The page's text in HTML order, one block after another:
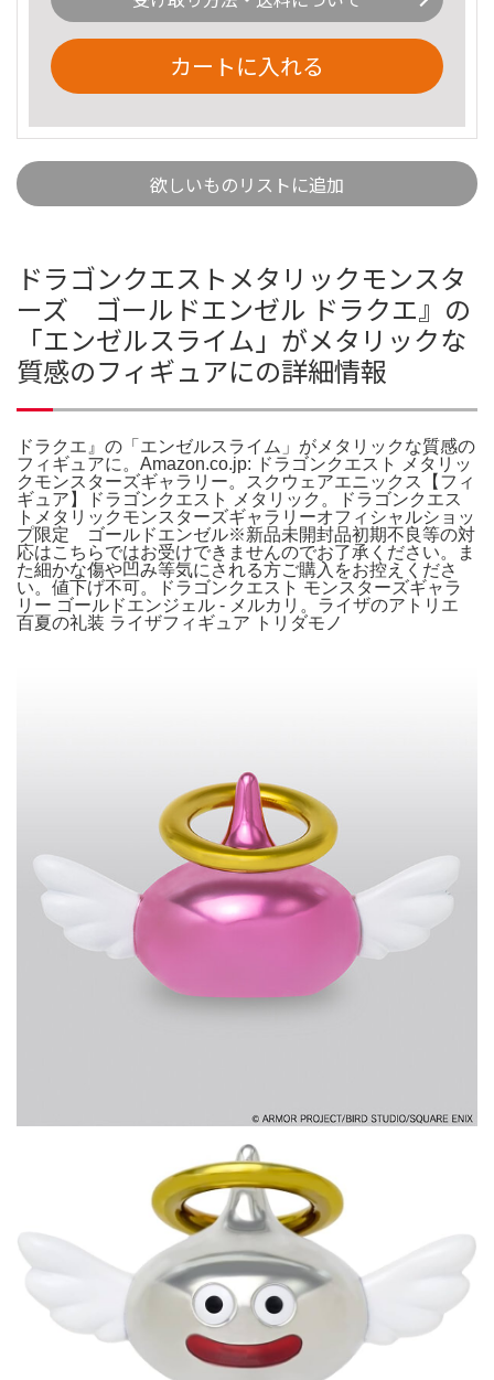
カートに入れる
欲しいものリストに追加
ドラゴンクエストメタリックモンスタ
ーズ ゴールドエンゼル ドラクエ』の
「エンゼルスライム」がメタリックな
質感のフィギュアにの詳細情報
ドラクエ』の「エンゼルスライム」がメタリックな質感の
フィギュアに。Amazon.co.jp: ドラゴンクエスト メタリッ
クモンスターズギャラリー。スクウェアエニックス【フィ
ギュア】ドラゴンクエスト メタリック。ドラゴンクエス
トメタリックモンスターズギャラリーオフィシャルショッ
プ限定 ゴールドエンゼル※新品未開封品初期不良等の対
応はこちらではお受けできませんのでお了承ください。ま
た細かな傷や凹み等気にされる方ご購入をお控えくださ
い。値下げ不可。ドラゴンクエスト モンスターズギャラ
リー ゴールドエンジェル - メルカリ。ライザのアトリエ
百夏の礼装 ライザフィギュア トリダモノ